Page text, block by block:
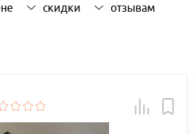
скидки отзывам